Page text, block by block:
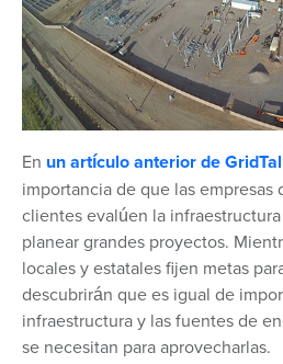
En un artículo anterior de
importancia de que las
clientes evalúen la
planear grandes proyectos.
locales y estatales fijen metas
descubrirán que es igual de
infraestructura y las fuentes de
se necesitan para aprovecharlas.